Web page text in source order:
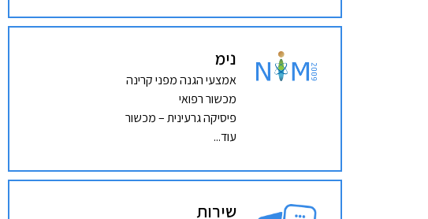
נימ
אמצעי הגנה מפני קרינה
מכשור רפואי
פיסיקה גרעינית – מכשור
עוד...
שירות